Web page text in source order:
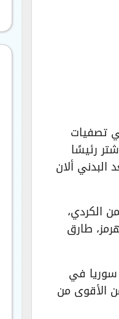
تصفيات
رئيسًا
البدني ألان
الكردي،
طارق
القرعة منتخب سوريا في
الأقوى من